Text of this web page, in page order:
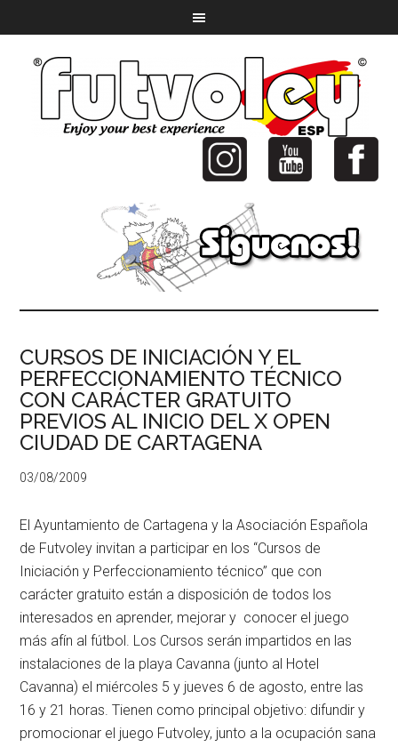
CURSOS DE INICIACIÓN Y EL
PERFECCIONAMIENTO TÉCNICO
CON CARÁCTER GRATUITO
PREVIOS AL INICIO DEL X OPEN
CIUDAD DE CARTAGENA
03/08/2009
El Ayuntamiento de Cartagena y la Asociación Española
de Futvoley invitan a participar en los “Cursos de
Iniciación y Perfeccionamiento técnico” que con
carácter gratuito están a disposición de todos los
interesados en aprender, mejorar y conocer el juego
más afín al fútbol. Los Cursos serán impartidos en las
instalaciones de la playa Cavanna (junto al Hotel
Cavanna) el miércoles 5 y jueves 6 de agosto, entre las
16 y 21 horas. Tienen como principal objetivo: difundir y
promocionar el juego Futvoley, junto a la ocupación sana